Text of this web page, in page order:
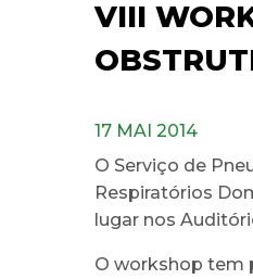
VIII
17 MAI 2014
O Serviço de
Respiratórios
lugar nos
O workshop tem